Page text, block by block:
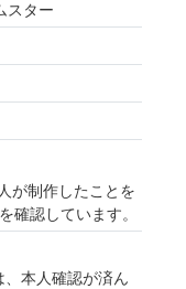
スター
が制作したことを
確認しています。
、本人確認が済ん